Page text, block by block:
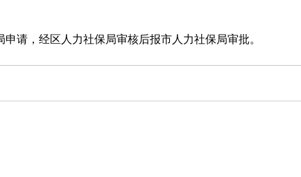
请，经区人力社保局审核后报市人力社保局审批。